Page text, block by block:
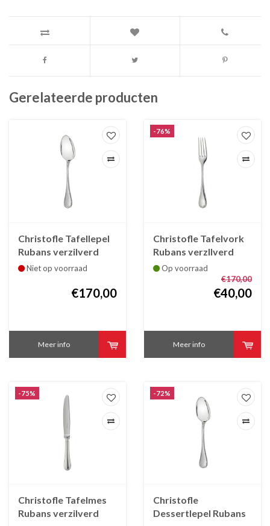
Gerelateerde producten
Christofle Tafellepel
Rubans verzilverd
Niet op voorraad
€170,00
Meer info
-76%
Christofle Tafelvork
Rubans verzllverd
Op voorraad
€170,00
€40,00
Meer info
-75%
Christofle Tafelmes
Rubans verzilverd
-72%
Christofle
Dessertlepel Rubans